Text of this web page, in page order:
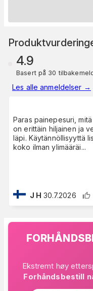
4.9
Basert på 30
Les alle anmeldelser →
Paras painepesuri,
on erittäin hiljainen ja
läpi. Käytännöllisyyttä
koko ilman ylimääräi...
J H 30.7.2026
Ekstremt høy
Forhåndsbestill